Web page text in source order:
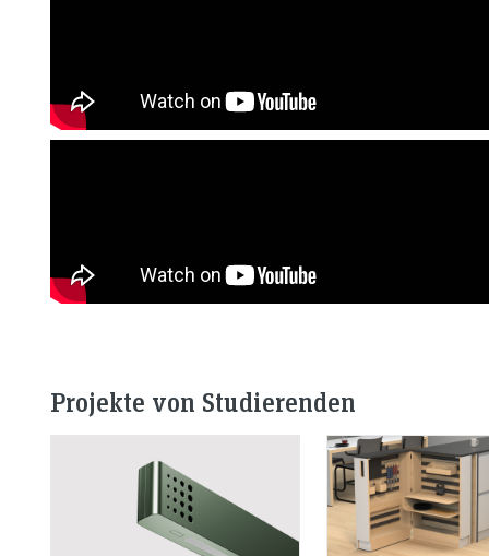
Projekte von Studierenden